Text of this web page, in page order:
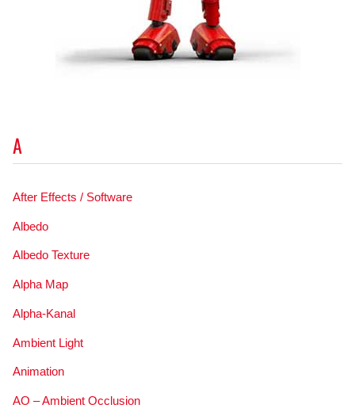
A
After Effects / Software
Albedo
Albedo Texture
Alpha Map
Alpha-Kanal
Ambient Light
Animation
AO – Ambient Occlusion